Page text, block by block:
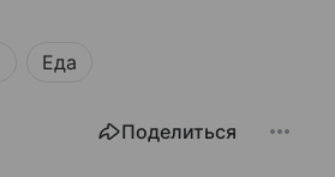
Еда
Поделиться